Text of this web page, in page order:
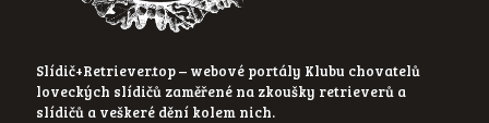
Slídič+Retriever.top – webové portály Klubu chovatelů
loveckých slídičů zaměřené na zkoušky retrieverů a
slídičů a veškeré dění kolem nich.